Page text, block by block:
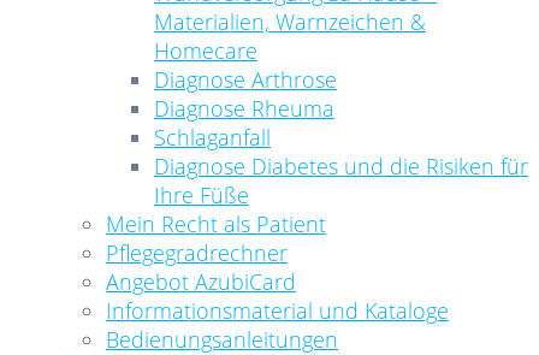
Materialien, Warnzeichen &
Homecare
Diagnose Arthrose
Diagnose Rheuma
Schlaganfall
Diagnose Diabetes und die Risiken für
Ihre Füße
Mein Recht als Patient
Pflegegradrechner
Angebot AzubiCard
Informationsmaterial und Kataloge
Bedienungsanleitungen